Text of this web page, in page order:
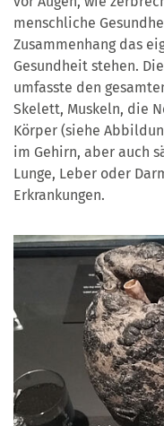
menschliche
Zusammenhang das
Gesundheit stehen.
umfasste den
Skelett, Muskeln, die
Körper (siehe
im Gehirn, aber auch
Lunge, Leber oder
Erkrankungen.